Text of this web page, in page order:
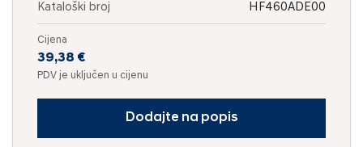
Kataloški broj HF460ADE00
Cijena
39,38 €
PDV je uključen u cijenu
Dodajte na popis